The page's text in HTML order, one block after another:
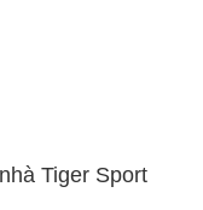
Tiger Sport